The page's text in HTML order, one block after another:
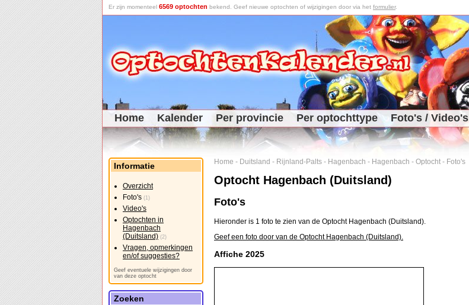
Er zijn momenteel 6569 optochten bekend. Geef nieuwe optochten of wijzigingen door via het formulier.
Home Kalender Per provincie Per optochttype Foto's / Video's
Home - Duitsland - Rijnland-Palts - Hagenbach - Hagenbach - Optocht - Foto's
Optocht Hagenbach (Duitsland)
Foto's
Hieronder is 1 foto te zien van de Optocht Hagenbach (Duitsland).
Geef een foto door van de Optocht Hagenbach (Duitsland).
Affiche 2025
Informatie
Overzicht
Foto's (1)
Video's
Optochten in
Hagenbach
(Duitsland) (2)
Vragen, opmerkingen
en/of suggesties?
Geef eventuele wijzigingen door
van deze optocht
Zoeken